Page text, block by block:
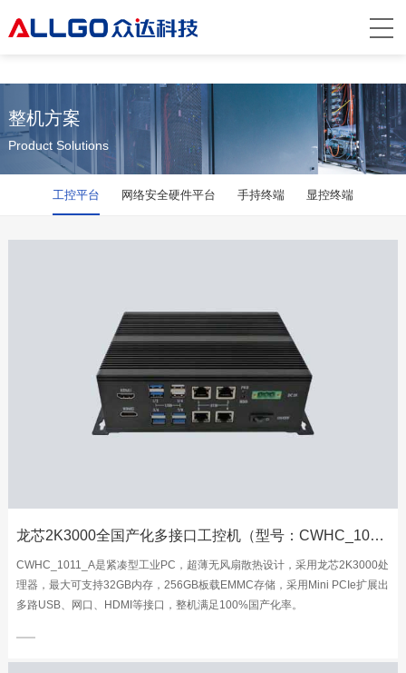
米兰·网站
整机方案
Product Solutions
工控平台 网络安全硬件平台 手持终端 显控终端
龙芯2K3000全国产化多接口工控机（型号：CWHC_1011_A）
CWHC_1011_A是紧凑型工业PC，超薄无风扇散热设计，采用龙芯2K3000处
理器，最大可支持32GB内存，256GB板载EMMC存储，采用Mini PCIe扩展出
多路USB、网口、HDMI等接口，整机满足100%国产化率。